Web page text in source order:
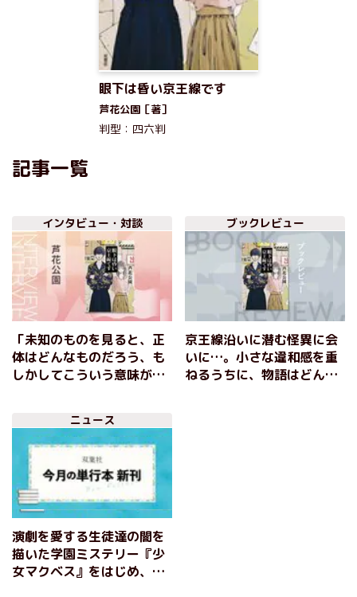
眼下は昏い京王線です
芦花公園［著］
判型：四六判
記事一覧
インタビュー・対談
「未知のものを見ると、正
体はどんなものだろう、も
しかしてこういう意味があ
能が放つ新感覚のエモーシ
ョナル・ホラー 『眼下は
昏い京王線です』芦花公園
インタビュー
ブックレビュー
京王線沿いに潜む怪異に会
いに…。小さな違和感を重
ねるうちに、物語はどんど
ニュース
演劇を愛する生徒達の闇を
描いた学園ミステリー『少
女マクベス』をはじめ、オ